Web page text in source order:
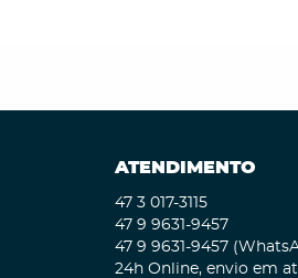
ATENDIMENTO
47 3 017-3115
47 9 9631-9457
47 9 9631-9457
24h Online, envio em